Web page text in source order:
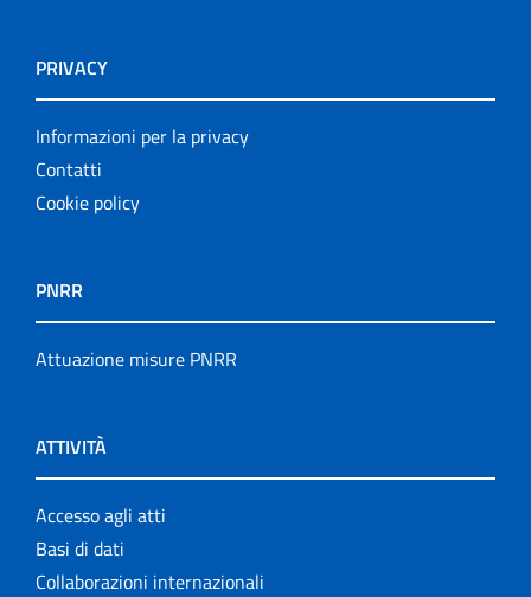
PRIVACY
Informazioni per la privacy
Contatti
Cookie policy
PNRR
Attuazione misure PNRR
ATTIVITÀ
Accesso agli atti
Basi di dati
Collaborazioni internazionali